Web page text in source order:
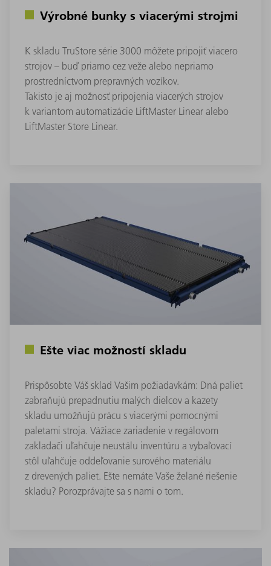
Výrobné bunky s viacerými strojmi
K skladu TruStore série 3000 môžete pripojiť viacero
strojov – buď priamo cez veže alebo nepriamo
prostredníctvom prepravných vozíkov.
Takisto je aj možnosť pripojenia viacerých strojov
k variantom automatizácie LiftMaster Linear alebo
LiftMaster Store Linear.
Ešte viac možností skladu
Prispôsobte Váš sklad Vašim požiadavkám: Dná paliet
zabraňujú prepadnutiu malých dielcov a kazety
skladu umožňujú prácu s viacerými pomocnými
paletami stroja. Vážiace zariadenie v regálovom
zakladači uľahčuje neustálu inventúru a vybaľovací
stôl uľahčuje oddeľovanie surového materiálu
z drevených paliet. Ešte nemáte Vaše želané riešenie
skladu? Porozprávajte sa s nami o tom.